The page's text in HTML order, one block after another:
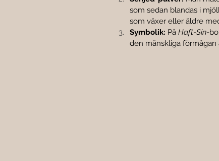
som sedan blandas i
som växer eller äldre
Symbolik: På Haft-Sin-
den mänskliga förmågan